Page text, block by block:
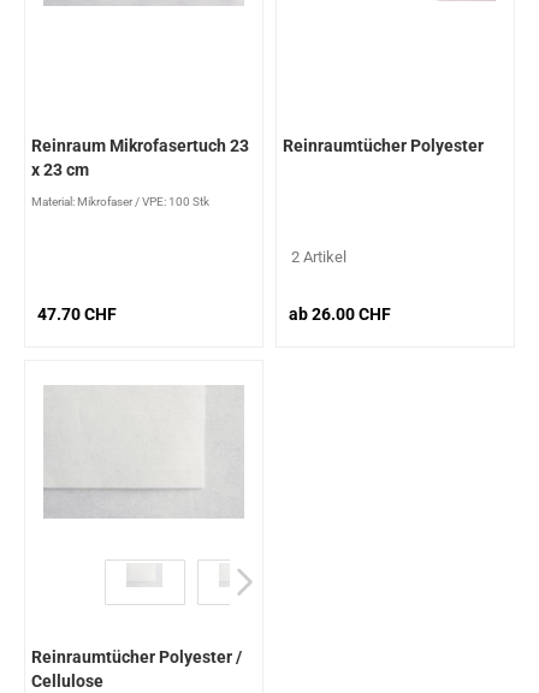
Reinraum Mikrofasertuch 23
x 23 cm
Material: Mikrofaser/VPE: 100 Stk
47.70 CHF
Reinraumtücher Polyester
2 Artikel
ab 26.00 CHF
Reinraumtücher Polyester /
Cellulose